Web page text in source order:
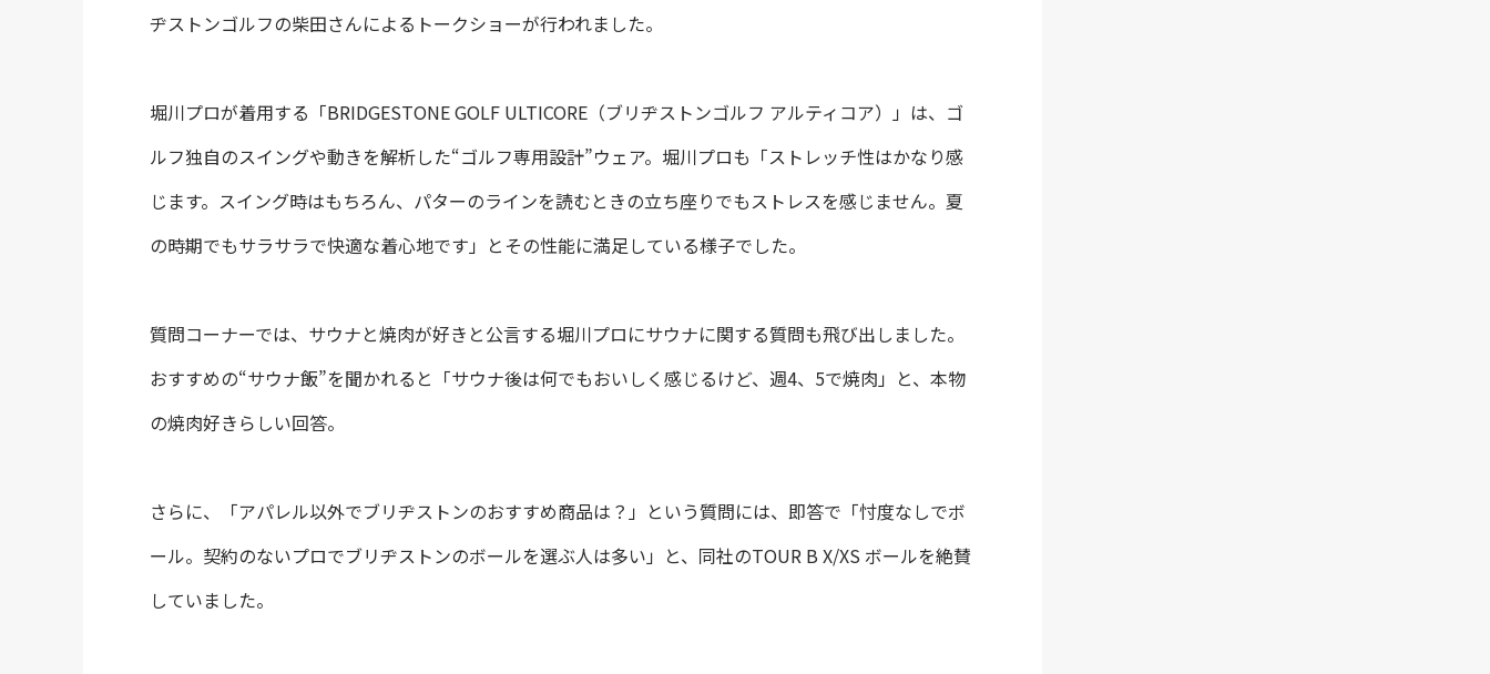
ヂストンゴルフの柴田さんによるトークショーが行われました。
堀川プロが着用する「BRIDGESTONE GOLF ULTICORE（ブリヂストンゴルフ アルティコア）」は、ゴ
ルフ独自のスイングや動きを解析した“ゴルフ専用設計”ウェア。堀川プロも「ストレッチ性はかなり感
じます。スイング時はもちろん、パターのラインを読むときの立ち座りでもストレスを感じません。夏
の時期でもサラサラで快適な着心地です」とその性能に満足している様子でした。
質問コーナーでは、サウナと焼肉が好きと公言する堀川プロにサウナに関する質問も飛び出しました。
おすすめの“サウナ飯”を聞かれると「サウナ後は何でもおいしく感じるけど、週4、5で焼肉」と、本物
の焼肉好きらしい回答。
さらに、「アパレル以外でブリヂストンのおすすめ商品は？」という質問には、即答で「忖度なしでボ
ール。契約のないプロでブリヂストンのボールを選ぶ人は多い」と、同社のTOUR B X/XS ボールを絶賛
していました。